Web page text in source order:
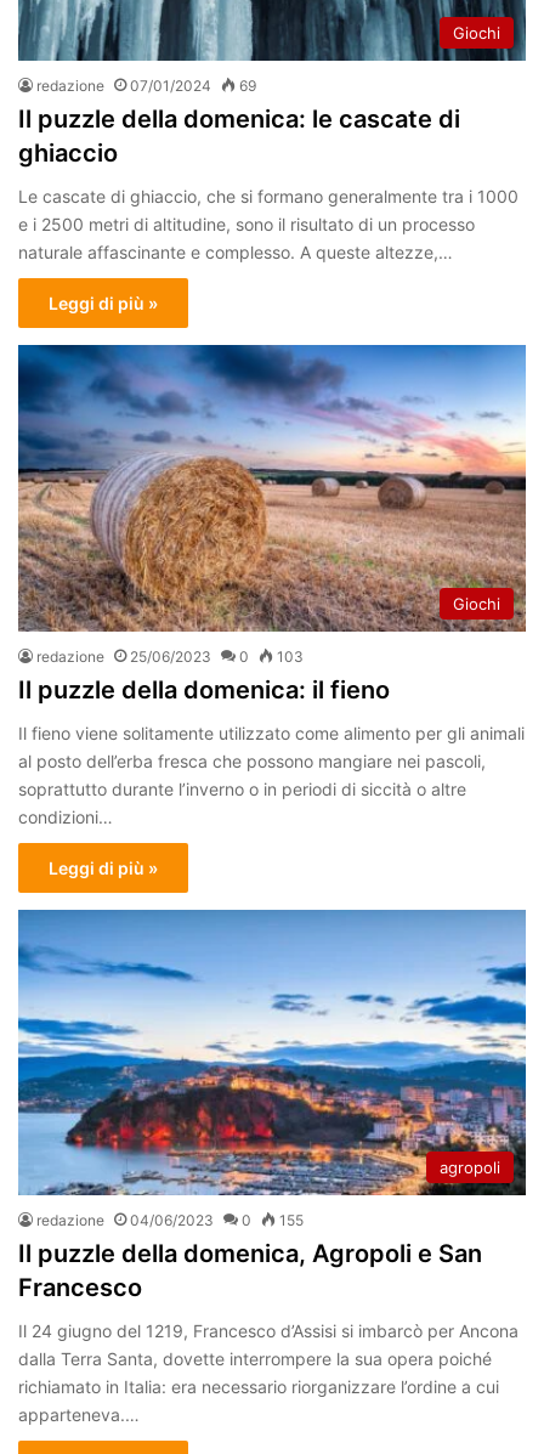
Giochi
redazione 07/01/2024 69
Il puzzle della domenica: le cascate di
ghiaccio
Le cascate di ghiaccio, che si formano generalmente tra i 1000
e i 2500 metri di altitudine, sono il risultato di un processo
naturale affascinante e complesso. A queste altezze,…
Leggi di più »
Giochi
redazione 25/06/2023 0 103
Il puzzle della domenica: il fieno
Il fieno viene solitamente utilizzato come alimento per gli animali
al posto dell’erba fresca che possono mangiare nei pascoli,
soprattutto durante l’inverno o in periodi di siccità o altre
condizioni…
Leggi di più »
agropoli
redazione 04/06/2023 0 155
Il puzzle della domenica, Agropoli e San
Francesco
Il 24 giugno del 1219, Francesco d’Assisi si imbarcò per Ancona
dalla Terra Santa, dovette interrompere la sua opera poiché
richiamato in Italia: era necessario riorganizzare l’ordine a cui
apparteneva.…